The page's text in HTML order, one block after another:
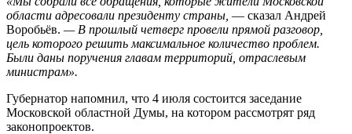
области адресовали президенту страны, — сказал Андрей
Воробьёв. — В прошлый четверг провели прямой разговор,
цель которого решить максимальное количество проблем.
Были даны поручения главам территорий, отраслевым
министрам».
Губернатор напомнил, что 4 июля состоится заседание
Московской областной Думы, на котором рассмотрят ряд
законопроектов.